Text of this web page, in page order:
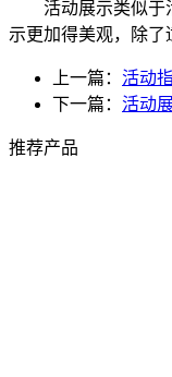
活动展示类似于活
示更加得美观，除了
上一篇： 活动
下一篇： 活动
推荐产品